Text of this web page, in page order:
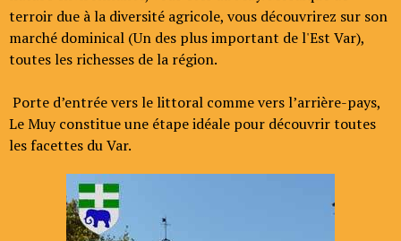
terroir due à la diversité agricole, vous découvrirez sur son
marché dominical (Un des plus important de l'Est Var),
toutes les richesses de la région.
Porte d’entrée vers le littoral comme vers l’arrière-pays,
Le Muy constitue une étape idéale pour découvrir toutes
les facettes du Var.